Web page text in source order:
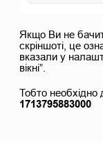
Якщо Ви не
скріншоті, це
вказали у
вікні”.
Тобто необхідно
1713795883000